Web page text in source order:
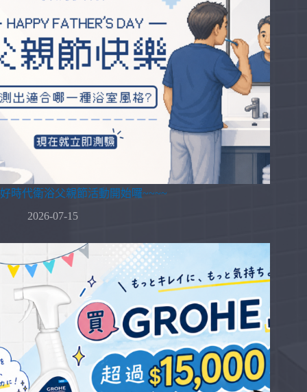
好時代衛浴父親節活動開始囉~~~~
2026-07-15